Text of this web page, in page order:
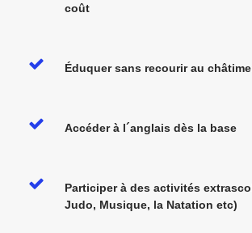
coût
Éduquer sans recourir au
Accéder à l´anglais dès la base
Participer à des activités
Judo, Musique, la Natation etc)